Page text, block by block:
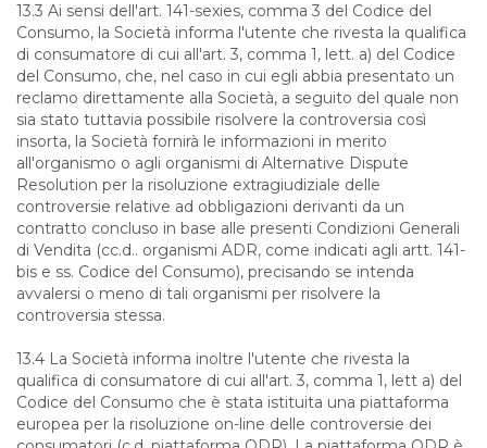
13.3 Ai sensi dell'art. 141-sexies, comma 3 del Codice del
Consumo, la Società informa l'utente che rivesta la qualifica
di consumatore di cui all'art. 3, comma 1, lett. a) del Codice
del Consumo, che, nel caso in cui egli abbia presentato un
reclamo direttamente alla Società, a seguito del quale non
sia stato tuttavia possibile risolvere la controversia così
insorta, la Società fornirà le informazioni in merito
all'organismo o agli organismi di Alternative Dispute
Resolution per la risoluzione extragiudiziale delle
controversie relative ad obbligazioni derivanti da un
contratto concluso in base alle presenti Condizioni Generali
di Vendita (cc.d.. organismi ADR, come indicati agli artt. 141-
bis e ss. Codice del Consumo), precisando se intenda
avvalersi o meno di tali organismi per risolvere la
controversia stessa.
13.4 La Società informa inoltre l'utente che rivesta la
qualifica di consumatore di cui all'art. 3, comma 1, lett a) del
Codice del Consumo che è stata istituita una piattaforma
europea per la risoluzione on-line delle controversie dei